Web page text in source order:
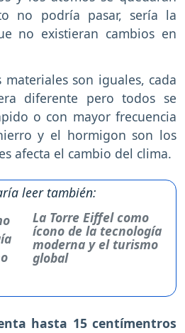
no podría pasar, sería la
no existieran cambios en
son iguales, cada
diferente pero todos se
o con mayor frecuencia
y el hormigon son los
afecta el cambio del clima.
leer también:
La Torre Eiffel como
ícono de la tecnología
moderna y el turismo
global
hasta 15 centímentros